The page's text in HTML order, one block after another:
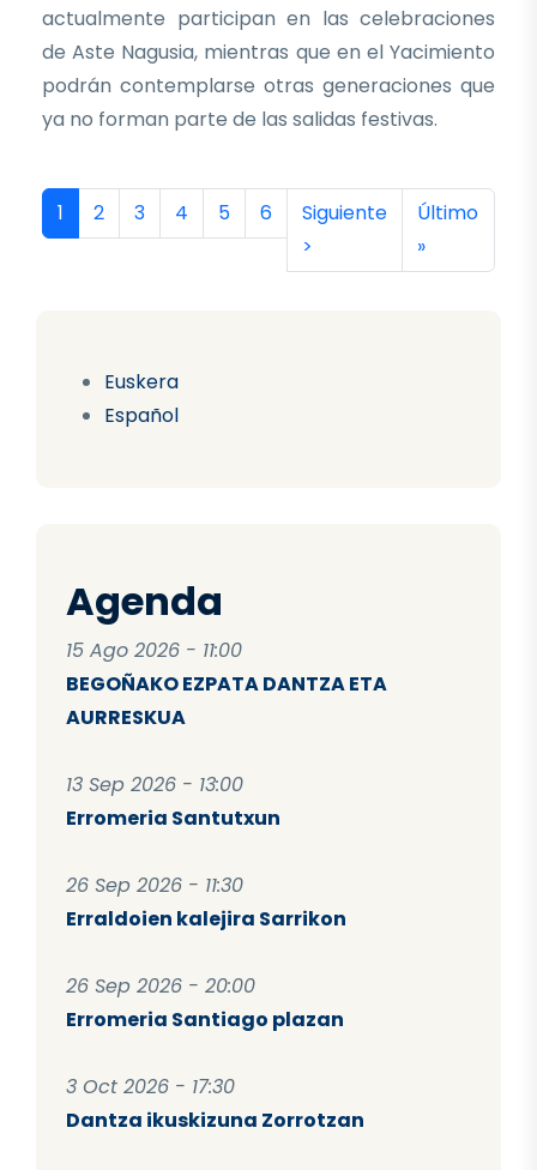
Euskera
Español
Agenda
15 Ago 2026 - 11:00
BEGOÑAKO EZPATA DANTZA ETA
AURRESKUA
13 Sep 2026 - 13:00
Erromeria Santutxun
26 Sep 2026 - 11:30
Erraldoien kalejira Sarrikon
26 Sep 2026 - 20:00
Erromeria Santiago plazan
3 Oct 2026 - 17:30
Dantza ikuskizuna Zorrotzan
actualmente participan en las celebraciones
de Aste Nagusia, mientras que en el Yacimiento
podrán contemplarse otras generaciones que
ya no forman parte de las salidas festivas.
Paginación
Página actual
1 Página
2 Página
3 Página
4 Página
5 Página
6 Siguiente página
Siguiente
>
Última
Último
»